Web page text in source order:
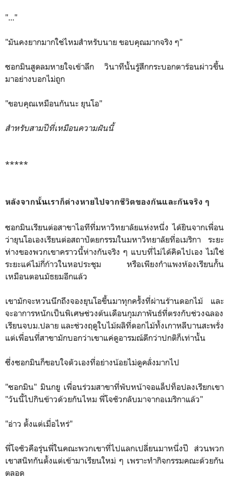
"..."
"มันคงยากมากใช่ไหมสำหรับนาย ขอบคุณมากจริง ๆ"
ซอกมินสูดลมหายใจเข้าลึก วินาทีนั้นรู้สึกกระบอกตาร้อนผ่าวขึ้น
มาอย่างบอกไม่ถูก
"ขอบคุณเหมือนกันนะ ยุนโอ"
สำหรับสามปีที่เหมือนความฝันนี้
*****
หลังจากนั้นเราก็ต่างหายไปจากชีวิตของกันและกันจริง ๆ
ซอกมินเรียนต่อสาขาไอทีที่มหาวิทยาลัยแห่งหนึ่ง ได้ยินจากเพื่อน
ว่ายุนโอเองเรียนต่อสถาปัตยกรรมในมหาวิทยาลัยที่อเมริกา ระยะ
ห่างของพวกเขาคราวนี้ห่างกันจริง ๆ แบบที่ไม่ได้คิดไปเอง ไม่ใช่
ระยะแค่ไม่กี่ก้าวในหอประชุม หรือเพียงกำแพงห้องเรียนกั้น
เหมือนตอนมัธยมอีกแล้ว
เขามักจะหวนนึกถึงจองยุนโอขึ้นมาทุกครั้งที่ผ่านร้านดอกไม้ และ
จะอาการหนักเป็นพิเศษช่วงต้นเดือนกุมภาพันธ์ที่ตรงกับช่วงฉลอง
เรียนจบม.ปลาย และช่วงฤดูใบไม้ผลิที่ดอกไม้ทั้งเกาหลีบานสะพรั่ง
แต่เพื่อนที่สาขามักบอกว่าเขาแค่ดูอารมณ์ดีกว่าปกติก็เท่านั้น
ซึ่งซอกมินก็ขอบใจตัวเองที่อย่างน้อยไม่ดูคลั่งมากไป
"ซอกมิน" มินกยู เพื่อนร่วมสาขาที่พับหน้าจอแล็ปท็อปลงเรียกเขา
"วันนี้ไปกินข้าวด้วยกันไหม พี่โจชัวกลับมาจากอเมริกาแล้ว"
"อ่าว ตั้งแต่เมื่อไหร่"
พี่โจชัวคือรุ่นพี่ในคณะพวกเขาที่ไปแลกเปลี่ยนมาหนึ่งปี ส่วนพวก
เขาสนิทกันตั้งแต่เข้ามาเรียนใหม่ ๆ เพราะทำกิจกรรมคณะด้วยกัน
ตลอด